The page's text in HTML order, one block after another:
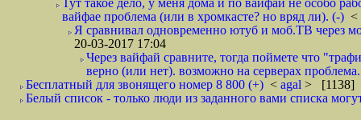
Тут такое дело, у меня дома и по вайфай не особо
вайфае проблема (или в хромкасте? но вряд ли). (-) <
Я сравнивал одновременно ютуб и моб.ТВ через
20-03-2017 17:04
Через вайфай сравните, тогда поймете что
верно (или нет). возможно на серверах
Бесплатный для звонящего номер 8 800 (+) < agal > [1138]
Белый список - только люди из заданного вами списка